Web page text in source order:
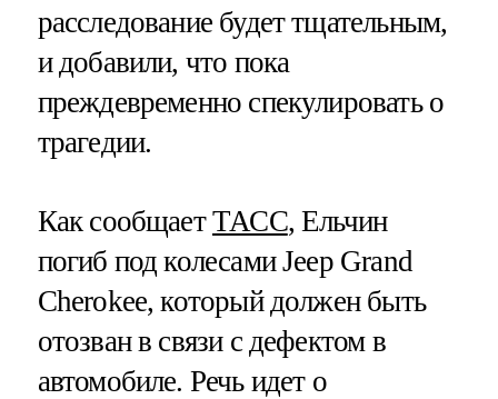
расследование будет тщательным,
и добавили, что пока
преждевременно спекулировать о
трагедии.
Как сообщаетТАСС, Ельчин
погиб под колесами Jeep Grand
Cherokee, который должен быть
отозван в связи с дефектом в
автомобиле. Речь идет о